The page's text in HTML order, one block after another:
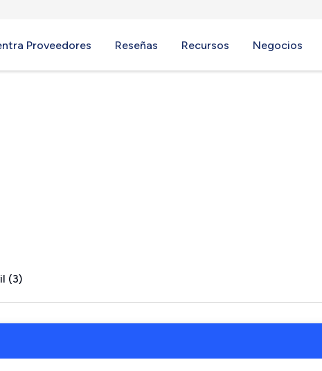
Proveedores Reseñas Recursos Negocios
(3)